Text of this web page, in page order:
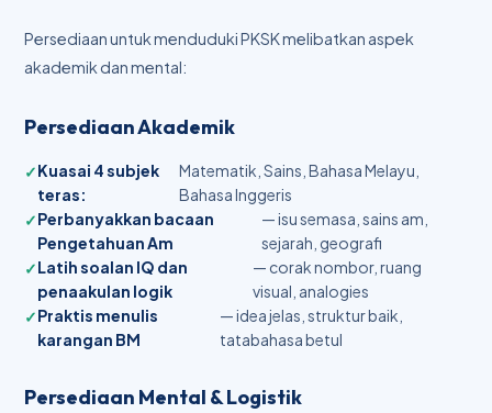
Persediaan untuk menduduki PKSK melibatkan aspek
akademik dan mental:
Persediaan Akademik
Kuasai 4 subjek
teras:
Matematik, Sains, Bahasa Melayu,
Bahasa Inggeris
Perbanyakkan bacaan
Pengetahuan Am
— isu semasa, sains am,
sejarah, geografi
Latih soalan IQ dan
penaakulan logik
— corak nombor, ruang
visual, analogies
Praktis menulis
karangan BM
— idea jelas, struktur baik,
tatabahasa betul
Persediaan Mental & Logistik